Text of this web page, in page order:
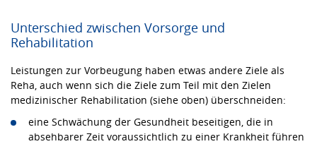
Unterschied zwischen Vorsorge und
Rehabilitation
Leistungen zur Vorbeugung haben etwas andere Ziele als
Reha, auch wenn sich die Ziele zum Teil mit den Zielen
medizinischer Rehabilitation (siehe oben) überschneiden:
eine Schwächung der Gesundheit beseitigen, die in
absehbarer Zeit voraussichtlich zu einer Krankheit führen